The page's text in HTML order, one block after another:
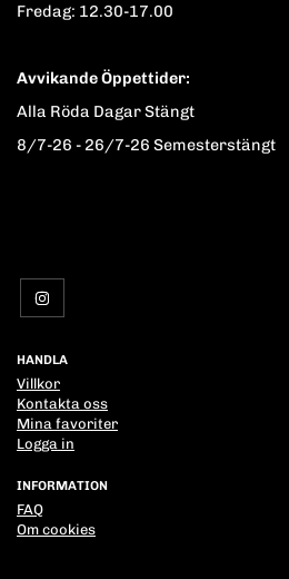
Fredag: 12.30-17.00
Avvikande Öppettider:
Alla Röda Dagar Stängt
8/7-26 - 26/7-26 Semesterstängt
HANDLA
Villkor
Kontakta oss
Mina favoriter
Logga in
INFORMATION
FAQ
Om cookies